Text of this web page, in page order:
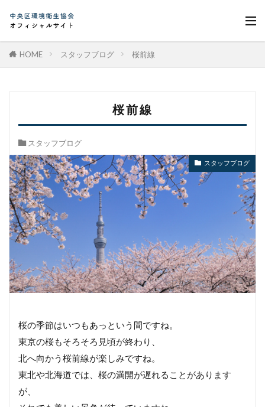
HOME スタッフブログ 桜前線
桜前線
スタッフブログ
スタッフブログ
桜の季節はいつもあっという間ですね。
東京の桜もそろそろ見頃が終わり、
北へ向かう桜前線が楽しみですね。
東北や北海道では、桜の満開が遅れることがあります
が、